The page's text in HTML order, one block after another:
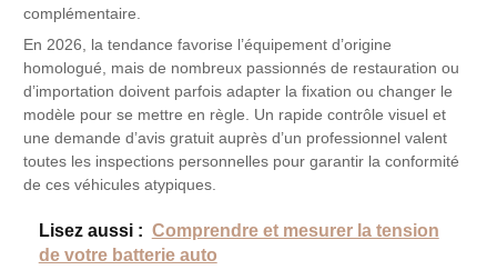
complémentaire.
En 2026, la tendance favorise l’équipement d’origine
homologué, mais de nombreux passionnés de restauration ou
d’importation doivent parfois adapter la fixation ou changer le
modèle pour se mettre en règle. Un rapide contrôle visuel et
une demande d’avis gratuit auprès d’un professionnel valent
toutes les inspections personnelles pour garantir la conformité
de ces véhicules atypiques.
Lisez aussi : Comprendre et mesurer la tension
de votre batterie auto